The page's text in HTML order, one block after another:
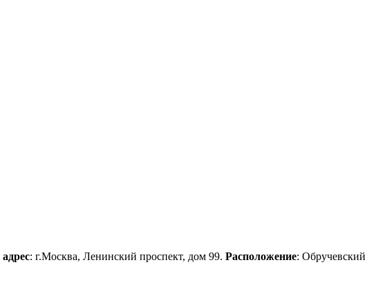
адрес: г.Москва, Ленинский проспект, дом 99. Расположение: Обручевский